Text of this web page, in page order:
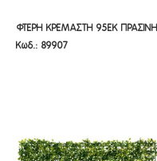
ΦΤΕΡΗ ΚΡΕΜΑΣΤΗ 95ΕΚ ΠΡΑΣΙΝΗ
ΡΙΖΑ
ΦΤΕΡΗ ΚΡΕΜΑΣΤΗ 95ΕΚ ΠΡΑΣΙΝΗ
ΡΙΖΑ
Κωδ.: 89907